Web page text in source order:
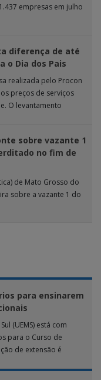
empresas em julho
diferença de até
o Dia dos Pais
realizada pelo Procon
preços de serviços
O levantamento
sobre vazante 1
no fim de
de Mato Grosso do
sobre a vazante 1 do
para ensinarem
(UEMS) está com
para o Curso de
de extensão é